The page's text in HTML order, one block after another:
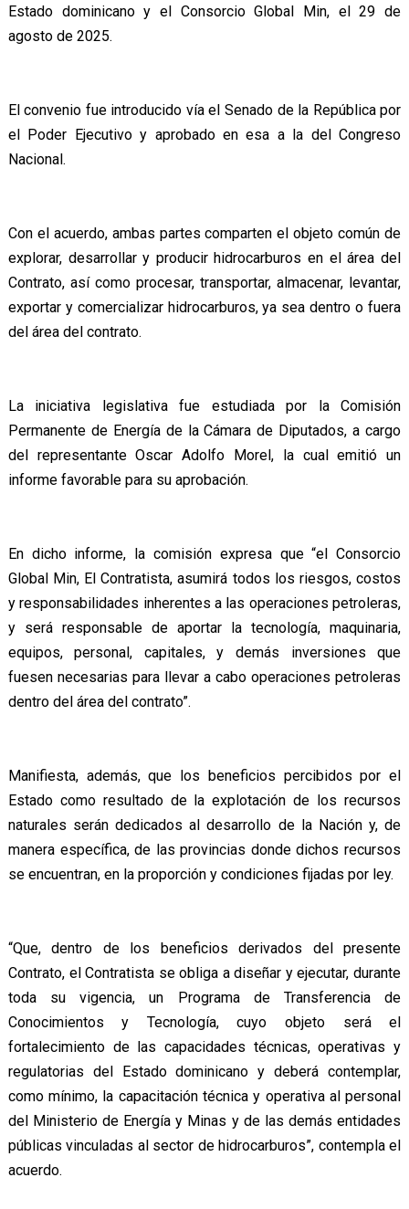
Estado dominicano y el Consorcio Global Min, el 29 de
agosto de 2025.
El convenio fue introducido vía el Senado de la República por
el Poder Ejecutivo y aprobado en esa a la del Congreso
Nacional.
Con el acuerdo, ambas partes comparten el objeto común de
explorar, desarrollar y producir hidrocarburos en el área del
Contrato, así como procesar, transportar, almacenar, levantar,
exportar y comercializar hidrocarburos, ya sea dentro o fuera
del área del contrato.
La iniciativa legislativa fue estudiada por la Comisión
Permanente de Energía de la Cámara de Diputados, a cargo
del representante Oscar Adolfo Morel, la cual emitió un
informe favorable para su aprobación.
En dicho informe, la comisión expresa que “el Consorcio
Global Min, El Contratista, asumirá todos los riesgos, costos
y responsabilidades inherentes a las operaciones petroleras,
y será responsable de aportar la tecnología, maquinaria,
equipos, personal, capitales, y demás inversiones que
fuesen necesarias para llevar a cabo operaciones petroleras
dentro del área del contrato”.
Manifiesta, además, que los beneficios percibidos por el
Estado como resultado de la explotación de los recursos
naturales serán dedicados al desarrollo de la Nación y, de
manera específica, de las provincias donde dichos recursos
se encuentran, en la proporción y condiciones fijadas por ley.
“Que, dentro de los beneficios derivados del presente
Contrato, el Contratista se obliga a diseñar y ejecutar, durante
toda su vigencia, un Programa de Transferencia de
Conocimientos y Tecnología, cuyo objeto será el
fortalecimiento de las capacidades técnicas, operativas y
regulatorias del Estado dominicano y deberá contemplar,
como mínimo, la capacitación técnica y operativa al personal
del Ministerio de Energía y Minas y de las demás entidades
públicas vinculadas al sector de hidrocarburos”, contempla el
acuerdo.